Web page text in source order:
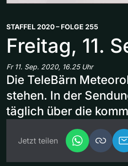
STAFFEL 2020 – FOLGE 255
Freitag, 11.
Fr 11. Sep. 2020, 16.25 Uhr
Die TeleBärn
stehen. In der
täglich über die
Jetzt teilen